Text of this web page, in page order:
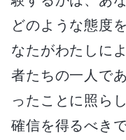
どのような態度
なたがわたしに
者たちの一人で
ったことに照ら
確信を得るべき